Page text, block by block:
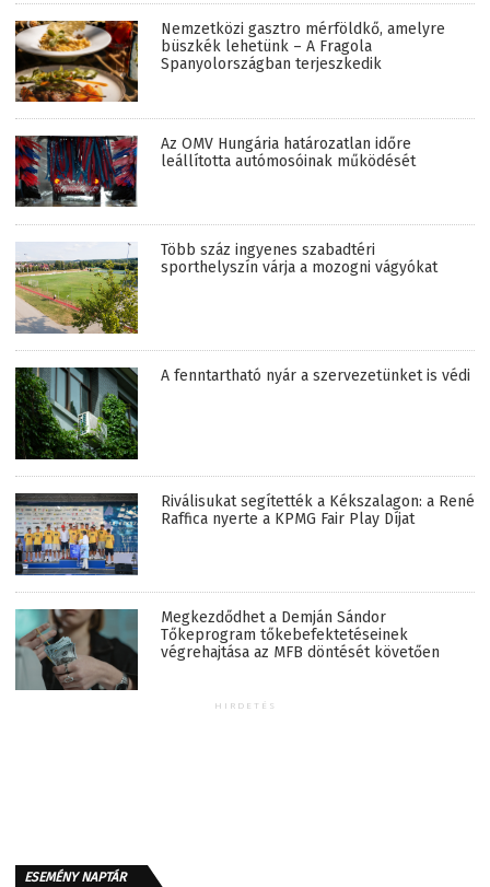
Nemzetközi gasztro mérföldkő, amelyre
büszkék lehetünk – A Fragola
Spanyolországban terjeszkedik
Az OMV Hungária határozatlan időre
leállította autómosóinak működését
Több száz ingyenes szabadtéri
sporthelyszín várja a mozogni vágyókat
A fenntartható nyár a szervezetünket is védi
Riválisukat segítették a Kékszalagon: a René
Raffica nyerte a KPMG Fair Play Díjat
Megkezdődhet a Demján Sándor
Tőkeprogram tőkebefektetéseinek
végrehajtása az MFB döntését követően
HIRDETÉS
ESEMÉNY NAPTÁR